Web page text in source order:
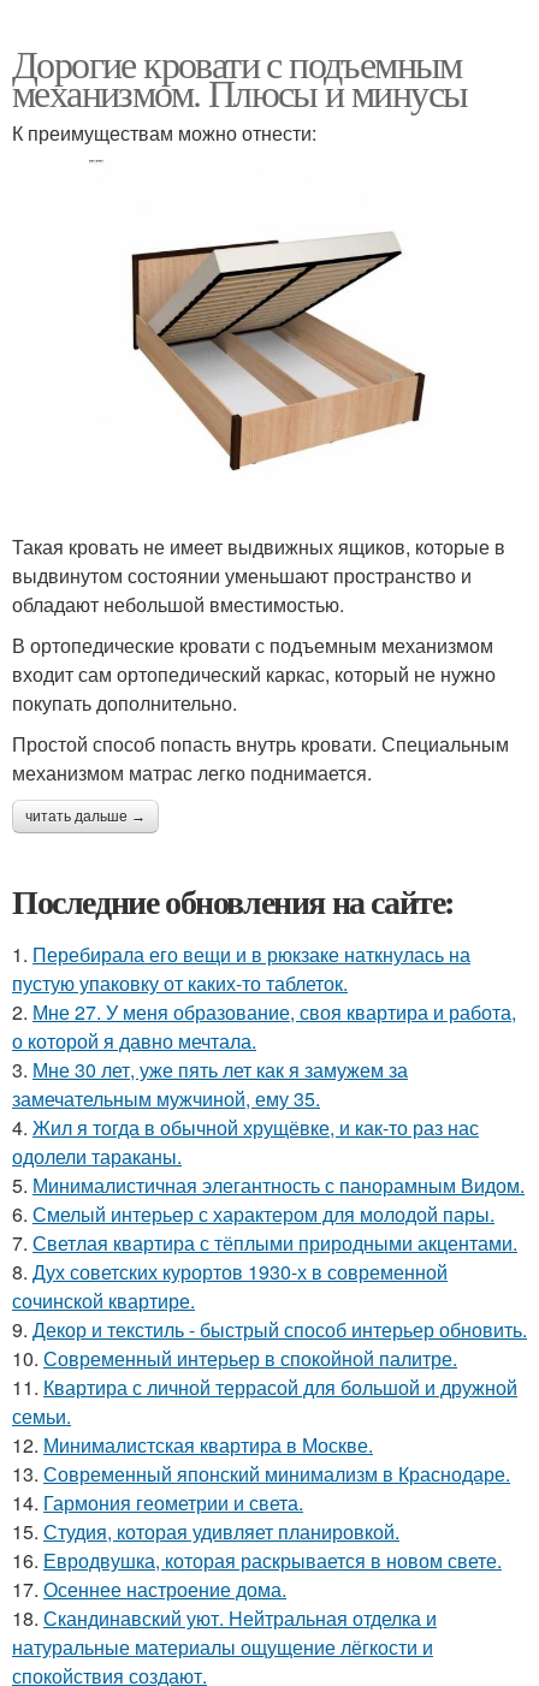
Дорогие кровати с подъемным
механизмом. Плюсы и минусы
К преимуществам можно отнести:
Такая кровать не имеет выдвижных ящиков, которые в
выдвинутом состоянии уменьшают пространство и
обладают небольшой вместимостью.
В ортопедические кровати с подъемным механизмом
входит сам ортопедический каркас, который не нужно
покупать дополнительно.
Простой способ попасть внутрь кровати. Специальным
механизмом матрас легко поднимается.
читать дальше →
Последние обновления на сайте:
1. Перебирала его вещи и в рюкзаке наткнулась на
пустую упаковку от каких-то таблеток.
2. Мне 27. У меня образование, своя квартира и работа,
о которой я давно мечтала.
3. Мне 30 лет, уже пять лет как я замужем за
замечательным мужчиной, ему 35.
4. Жил я тогда в обычной хрущёвке, и как-то раз нас
одолели тараканы.
5. Минималистичная элегантность с панорамным Видом.
6. Смелый интерьер с характером для молодой пары.
7. Светлая квартира с тёплыми природными акцентами.
8. Дух советских курортов 1930-х в современной
сочинской квартире.
9. Декор и текстиль - быстрый способ интерьер обновить.
10. Современный интерьер в спокойной палитре.
11. Квартира с личной террасой для большой и дружной
семьи.
12. Минималистская квартира в Москве.
13. Современный японский минимализм в Краснодаре.
14. Гармония геометрии и света.
15. Студия, которая удивляет планировкой.
16. Евродвушка, которая раскрывается в новом свете.
17. Осеннее настроение дома.
18. Скандинавский уют. Нейтральная отделка и
натуральные материалы ощущение лёгкости и
спокойствия создают.